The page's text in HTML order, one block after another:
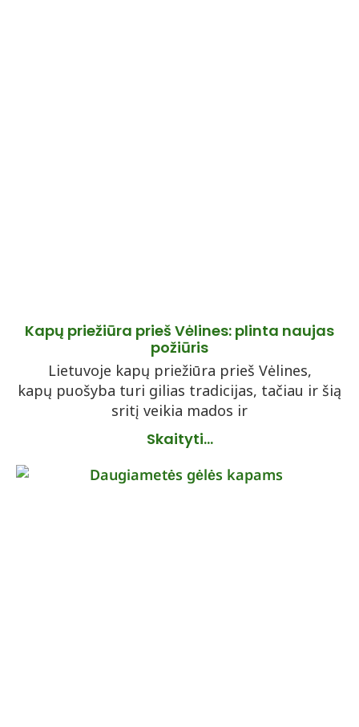
Kapų priežiūra prieš Vėlines: plinta naujas
požiūris
Lietuvoje kapų priežiūra prieš Vėlines,
kapų puošyba turi gilias tradicijas, tačiau ir šią
sritį veikia mados ir
Skaityti...